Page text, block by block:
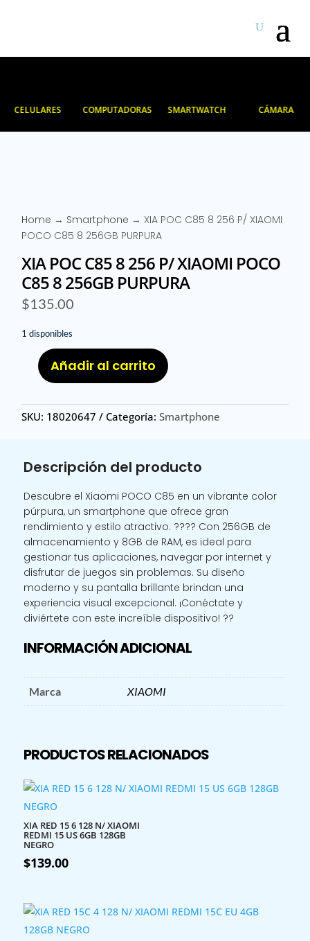
CELULARES COMPUTADORAS SMARTWATCH CÁMARA
Home → Smartphone → XIA POC C85 8 256 P/ XIAOMI
POCO C85 8 256GB PURPURA
XIA POC C85 8 256 P/ XIAOMI POCO
C85 8 256GB PURPURA
$135.00
1 disponibles
XIA
C85
8
XIAOMI
C85
8
256GB
PURPURA
cantidad
Añadir al carrito
SKU: 18020647 Categoría:Smartphone
Descripción del producto
Descubre el Xiaomi POCO C85 en un vibrante color
púrpura, un smartphone que ofrece gran
rendimiento y estilo atractivo. ???? Con 256GB de
almacenamiento y 8GB de RAM, es ideal para
gestionar tus aplicaciones, navegar por internet y
disfrutar de juegos sin problemas. Su diseño
moderno y su pantalla brillante brindan una
experiencia visual excepcional. ¡Conéctate y
diviértete con este increíble dispositivo! ??
INFORMACIÓN ADICIONAL
Marca XIAOMI
PRODUCTOS RELACIONADOS
XIA RED 15 6 128 N/ XIAOMI
REDMI 15 US 6GB 128GB
NEGRO
$139.00